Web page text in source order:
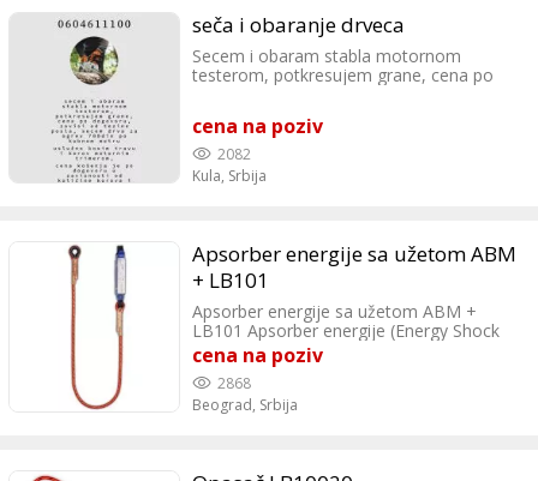
seča i obaranje drveca
Secem i obaram stabla motornom
testerom, potkresujem grane, cena po
drva za ogrev 700din po kubnom metru
Uslužno kosim travu i korov motornim
trimerom, Cena košenja je po dogovoru u
zavisnosti od količine korova i veličine
placa Kula i okolina Predrag 0604611100
cena na poziv
2082
Kula, Srbija
Apsorber energije sa užetom ABM
+ LB101
Apsorber energije sa užetom ABM +
LB101 Apsorber energije (Energy Shock
Absorber) sa užetom ø10,5 mm, dužine 2
m (ukupna dužina kada se na uže i na
apsorber energije namontiraju karabini),
ublaživač udara na telo prilikom pada. EN
cena na poziv
2868
Beograd, Srbija